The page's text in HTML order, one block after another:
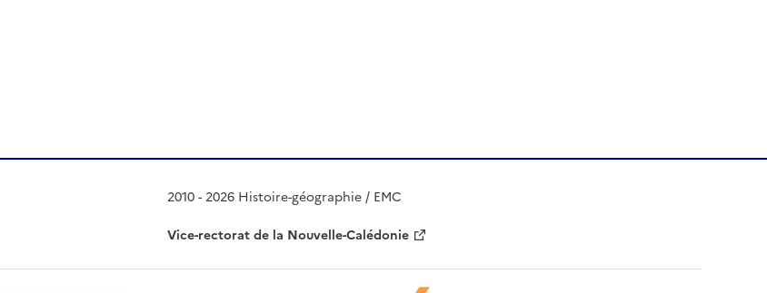
2010 - 2026 Histoire-géographie / EMC
Vice-rectorat de la Nouvelle-Calédonie